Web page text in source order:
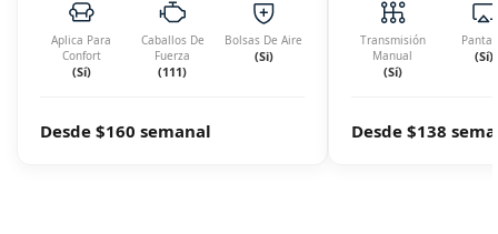
Aplica Para
Confort
(Sí)
Caballos De
Fuerza
(111)
Bolsas De Aire
(Si)
Desde $160 semanal
Transmisión
Manual
(Sí)
(Sí)
Desde $138